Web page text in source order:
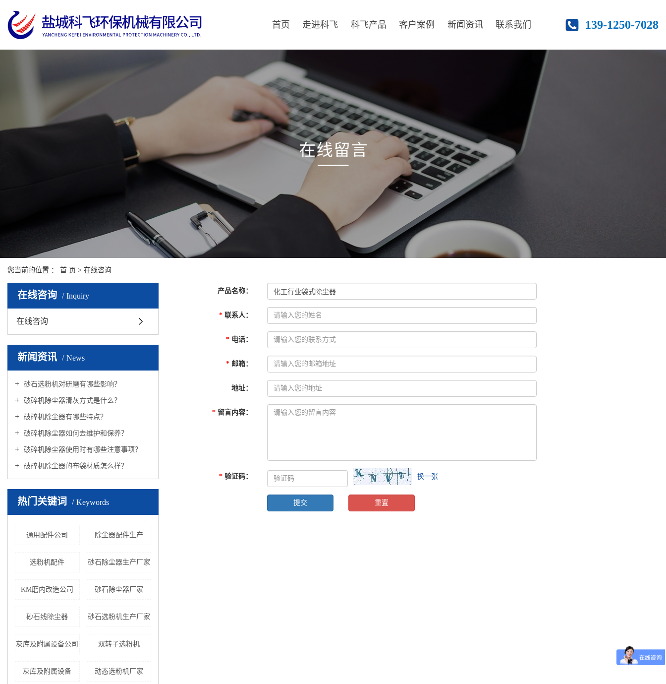
首页 走进科飞 科飞产品 客户案例 新闻资讯 联系我们 139-1250-7028
您当前的位置 ： 首 页 > 在线咨询
在线咨询 Inquiry
在线咨询
新闻资讯 News
砂石选粉机对研磨有哪些影响？
破碎机除尘器清灰方式是什么？
破碎机除尘器有哪些特点？
破碎机除尘器如何去维护和保养？
破碎机除尘器使用时有哪些注意事项？
破碎机除尘器的布袋材质怎么样？
热门关键词 Keywords
通用配件公司 除尘器配件生产
选粉机配件 砂石除尘器生产厂家
KM磨内改造公司 砂石除尘器厂家
砂石线除尘器 砂石选粉机生产厂家
灰库及附属设备公司 双转子选粉机
灰库及附属设备 动态选粉机厂家
产品名称：
* 联系人：
* 电话：
* 邮箱：
地址：
* 留言内容：
* 验证码： 换一张